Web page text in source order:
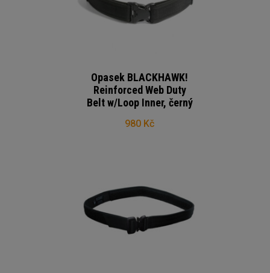
Opasek BLACKHAWK!
Reinforced Web Duty
Belt w/Loop Inner, černý
980 Kč